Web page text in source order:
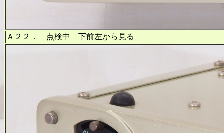
Ａ２２． 点検中 下前左から見る